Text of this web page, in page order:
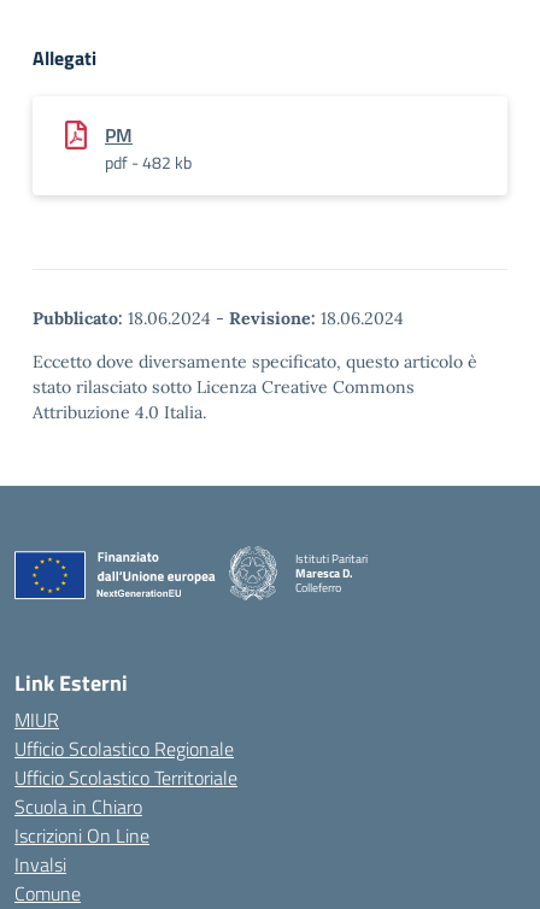
Allegati
PM
pdf - 482 kb
Pubblicato: 18.06.2024 - Revisione: 18.06.2024
Eccetto dove diversamente specificato, questo articolo è
stato rilasciato sotto Licenza Creative Commons
Attribuzione 4.0 Italia.
Istituti Paritari
Maresca D.
Colleferro
Link Esterni
MIUR
Ufficio Scolastico Regionale
Ufficio Scolastico Territoriale
Scuola in Chiaro
Iscrizioni On Line
Invalsi
Comune